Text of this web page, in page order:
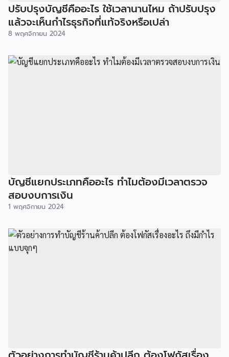
ปรับปรุงบัญชีคืออะไร ใช้เวลานานไหม ถ้าปรับปรุง
แล้วจะเห็นกำไรธุรกิจที่แท้จริงหรือเปล่า
8 พฤศจิกายน 2024
บัญชีแยกประเภทคืออะไร ทำไมต้องมีเวลาตรวจ
สอบงบการเงิน
1 พฤศจิกายน 2024